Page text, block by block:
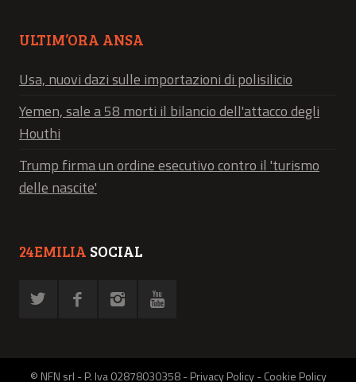
ULTIM’ORA ANSA
Usa, nuovi dazi sulle importazioni di polisilicio
Yemen, sale a 58 morti il bilancio dell'attacco degli
Houthi
Trump firma un ordine esecutivo contro il 'turismo
delle nascite'
24EMILIA SOCIAL
© NFN srl - P. Iva 02878030358 -Privacy Policy-Cookie Policy